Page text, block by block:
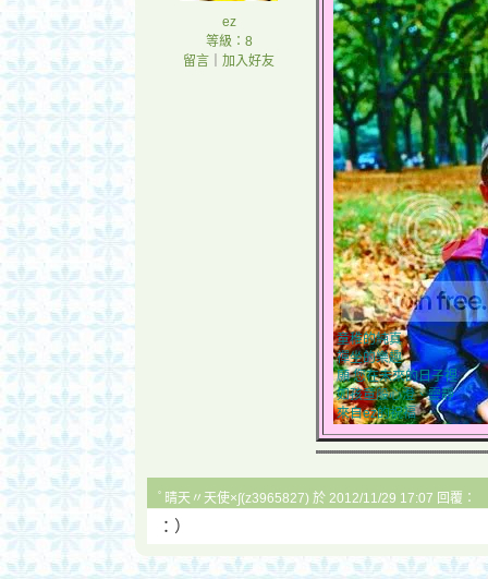
ez
等級：8
留言
加入好友
童稚的純真
禪坐的樂趣
願 您在未來的日子裡
如孩童般心澄、靈靜
來自ez的祝福
ﾟ晴天〃天使×∫(z3965827) 於 2012/11/29 17:07 回覆：
：）